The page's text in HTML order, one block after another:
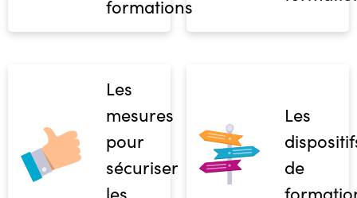
formations
Les
mesures
pour
sécuriser
les
Les
de